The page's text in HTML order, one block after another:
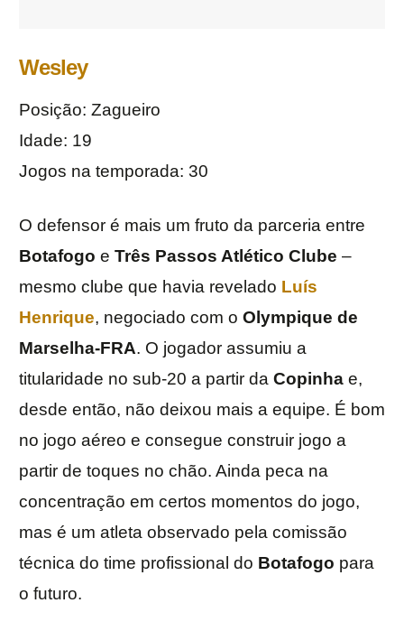
Wesley
Posição: Zagueiro
Idade: 19
Jogos na temporada: 30
O defensor é mais um fruto da parceria entre
Botafogo e Três Passos Atlético Clube –
mesmo clube que havia revelado Luís
Henrique, negociado com o Olympique de
Marselha-FRA. O jogador assumiu a
titularidade no sub-20 a partir da Copinha e,
desde então, não deixou mais a equipe. É bom
no jogo aéreo e consegue construir jogo a
partir de toques no chão. Ainda peca na
concentração em certos momentos do jogo,
mas é um atleta observado pela comissão
técnica do time profissional do Botafogo para
o futuro.